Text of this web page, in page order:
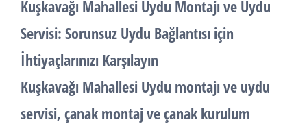
Kuşkavağı Mahallesi Uydu Montajı ve Uydu
Servisi: Sorunsuz Uydu Bağlantısı için
İhtiyaçlarınızı Karşılayın
Kuşkavağı Mahallesi Uydu montajı ve uydu
servisi, çanak montaj ve çanak kurulum